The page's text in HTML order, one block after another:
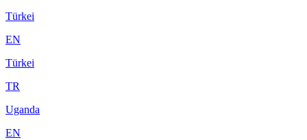
Türkei
EN
Türkei
TR
Uganda
EN